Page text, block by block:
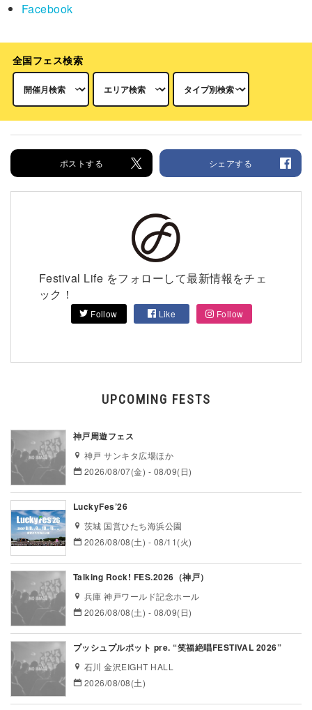
Facebook
全国フェス検索
ポストする シェアする
Festival Life をフォローして最新情報をチェ
ック！
Follow Like Follow
UPCOMING FESTS
神戸周遊フェス
神戸 サンキタ広場ほか
2026/08/07(金) - 08/09(日)
LuckyFes’26
茨城 国営ひたち海浜公園
2026/08/08(土) - 08/11(火)
Talking Rock! FES.2026（神戸）
兵庫 神戸ワールド記念ホール
2026/08/08(土) - 08/09(日)
プッシュプルポット pre. “笑福絶唱FESTIVAL 2026”
石川 金沢EIGHT HALL
2026/08/08(土)